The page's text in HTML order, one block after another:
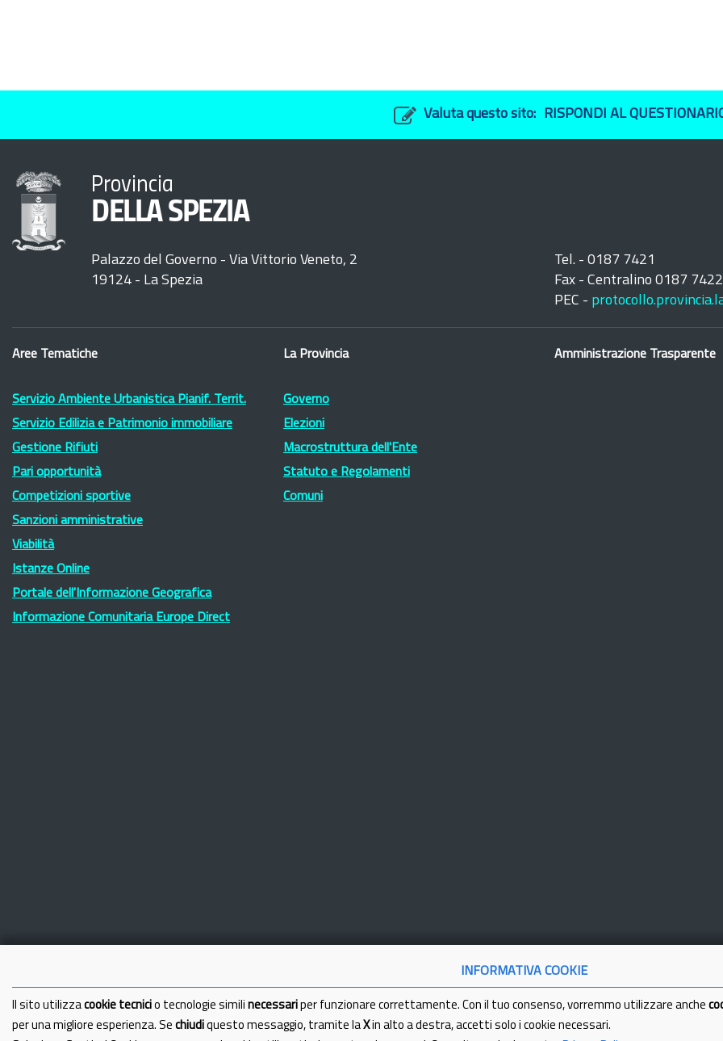
Valuta questo sito: RISPONDI AL
Provincia
DELLA SPEZIA
Palazzo del Governo - Via Vittorio Veneto, 2
19124 - La Spezia
Tel. - 0187 7421
Fax - Centralino 0187
PEC -
Aree Tematiche
Servizio Ambiente Urbanistica Pianif. Territ.
Servizio Edilizia e Patrimonio immobiliare
Gestione Rifiuti
Pari opportunità
Competizioni sportive
Sanzioni amministrative
Viabilità
Istanze Online
Portale dell'Informazione Geografica
Informazione Comunitaria Europe Direct
La Provincia
Governo
Elezioni
Macrostruttura dell'Ente
Statuto e Regolamenti
Comuni
Amministrazione Trasparente
INFORMATIVA COOKIE
Il sito utilizza cookie tecnici o tecnologie simili necessari per funzionare correttamente. Con il tuo consenso, vorremmo utilizzare anche
per una migliore esperienza. Se chiudi questo messaggio, tramite la Xin alto a destra, accetti solo i cookie necessari.